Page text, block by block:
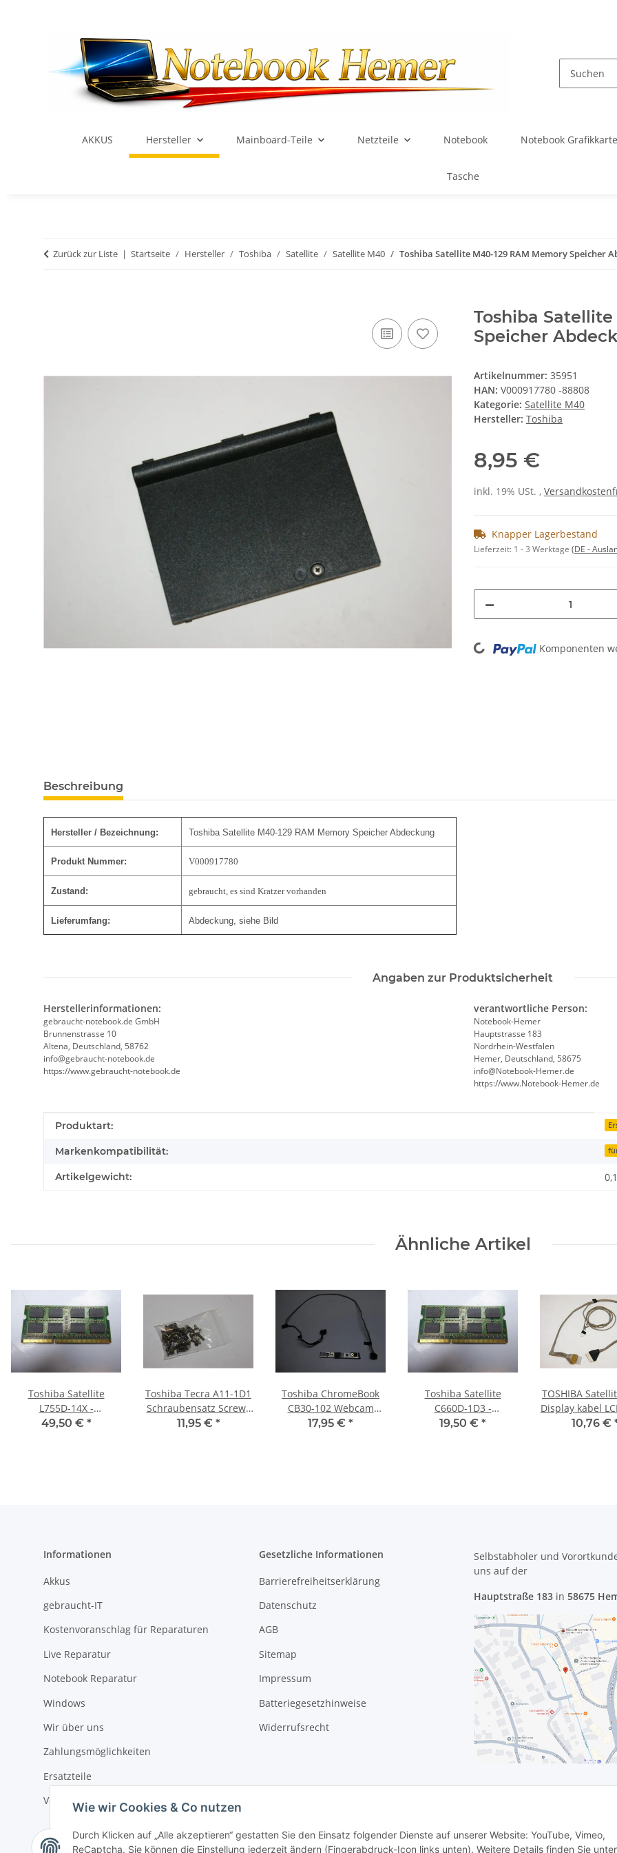
Wie wir Cookies & Co nutzen
Durch Klicken auf „Alle akzeptieren“ gestatten Sie den Einsatz folgender Dienste auf unserer Website: YouTube, Vimeo,
ReCaptcha. Sie können die Einstellung jederzeit ändern (Fingerabdruck-Icon links unten). Weitere Details finden Sie unter
AKKUS Hersteller Mainboard-Teile Netzteile Notebook Notebook
Tasche
Zurück zur Liste Startseite Hersteller Toshiba Satellite Satellite M40 Toshiba Satellite M40-129 RAM Memory Speicher
Toshiba
Speicher
Artikelnummer: 35951
HAN: V000917780 -88808
Kategorie: Satellite M40
Hersteller: Toshiba
8,95 €
inkl. 19% USt. ,
Knapper Lagerbestand
Lieferzeit: 1 - 3 Werktage (DE -
Loading... Komponenten
Beschreibung
Hersteller / Bezeichnung: Toshiba Satellite M40-129 RAM Memory Speicher Abdeckung
Produkt Nummer: V000917780
Zustand: gebraucht, es sind Kratzer vorhanden
Lieferumfang: Abdeckung, siehe Bild
Angaben zur Produktsicherheit
Herstellerinformationen:
gebraucht-notebook.de GmbH
Brunnenstrasse 10
Altena, Deutschland, 58762
info@gebraucht-notebook.de
https://www.gebraucht-notebook.de
verantwortliche Person:
Notebook-Hemer
Hauptstrasse 183
Nordrhein-Westfalen
Hemer, Deutschland, 58675
info@Notebook-Hemer.de
https://www.Notebook-Hemer.de
Produkteigenschaft
Wert
Produktart:
Markenkompatibilität:
Artikelgewicht:
Ähnliche Artikel
Toshiba Satellite
L755D-14X -
Arbeitsspeicher 8GB
49,50 € *
Toshiba Tecra A11-1D1
Schraubensatz Screws
Set #3459
11,95 € *
Toshiba ChromeBook
CB30-102 Webcam
Kamera Modul mit
17,95 € *
Toshiba Satellite
C660D-1D3 -
Arbeitsspeicher 4GB
19,50 € *
TOSHIBA
Display kabel
cable10,76 €
Informationen
Akkus
gebraucht-IT
Kostenvoranschlag für Reparaturen
Live Reparatur
Notebook Reparatur
Windows
Wir über uns
Zahlungsmöglichkeiten
Ersatzteile
Versandinformationen
Gesetzliche Informationen
Barrierefreiheitserklärung
Datenschutz
AGB
Sitemap
Impressum
Batteriegesetzhinweise
Widerrufsrecht
Selbstabholer und
uns auf der
Hauptstraße 183 in 58675